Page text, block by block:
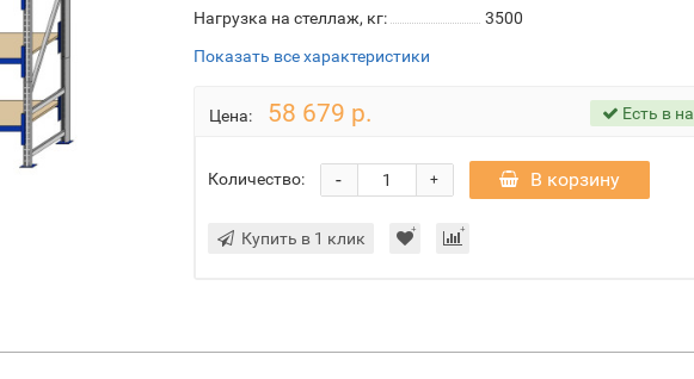
Нагрузка на стеллаж, кг:
3500
Показать все характеристики
Цена: 58 679 р. Есть в
Количество: +
- В корзину
Купить в 1 клик